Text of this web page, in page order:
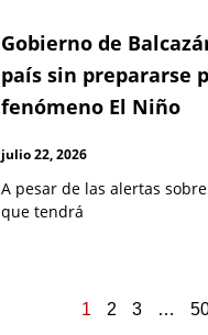
Gobierno de
país sin prepararse
fenómeno El Niño
julio 22, 2026
A pesar de las alertas
que tendrá
1 2 3 …